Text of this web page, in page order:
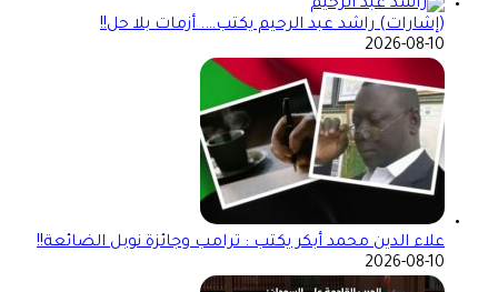
(إشارات) راشد عبد الرحيم يكتب…. أزمات بلا حل!!
2026-08-10
علاء الدين محمد أبكر يكتب : ترامب وجائزة نوبل الضائعة!!
2026-08-10